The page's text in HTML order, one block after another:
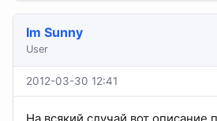
Im Sunny
User
2012-03-30 12:41